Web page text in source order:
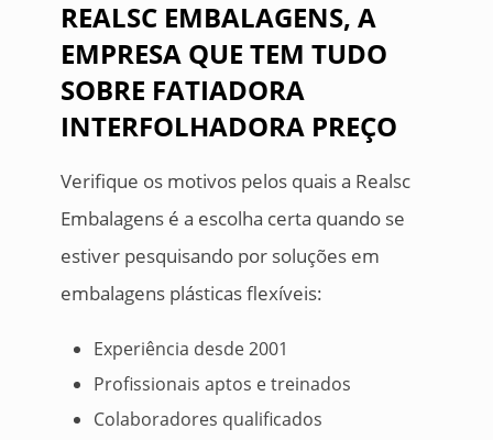
REALSC EMBALAGENS, A
EMPRESA QUE TEM TUDO
SOBRE FATIADORA
INTERFOLHADORA PREÇO
Verifique os motivos pelos quais a Realsc
Embalagens é a escolha certa quando se
estiver pesquisando por soluções em
embalagens plásticas flexíveis:
Experiência desde 2001
Profissionais aptos e treinados
Colaboradores qualificados